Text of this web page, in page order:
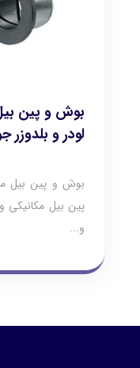
بوش و پین
لودر و بلدوزر
بوش و پین بیل
پین بیل مکانیکی
و...